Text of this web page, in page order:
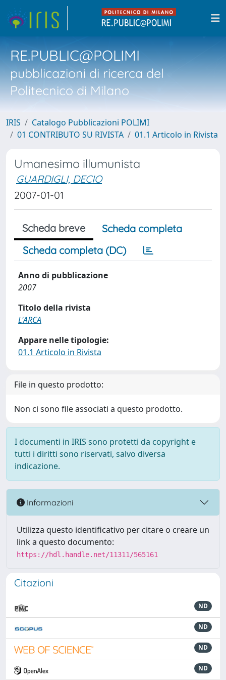
RE.PUBLIC@POLIMI
pubblicazioni di ricerca del
Politecnico di Milano
IRIS
Catalogo Pubblicazioni POLIMI
01 CONTRIBUTO SU RIVISTA
01.1 Articolo in Rivista
Umanesimo illumunista
GUARDIGLI, DECIO
2007-01-01
Scheda breve
Scheda completa
Scheda completa (DC)
Anno di pubblicazione
2007
Titolo della rivista
L'ARCA
Appare nelle tipologie:
01.1 Articolo in Rivista
File in questo prodotto:
Non ci sono file associati a questo prodotto.
I documenti in IRIS sono protetti da copyright e
tutti i diritti sono riservati, salvo diversa
indicazione.
Informazioni
Utilizza questo identificativo per citare o creare un
link a questo documento:
https://hdl.handle.net/11311/565161
Citazioni
ND
ND
ND
ND